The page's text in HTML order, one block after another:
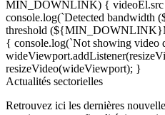
MIN_DOWNLINK) { videoEl.src
console.log(`Detected bandwidth
threshold
{ console.log(`Not showing
resizeVideo(wideViewport); }
Actualités sectorielles
Retrouvez ici les dernières